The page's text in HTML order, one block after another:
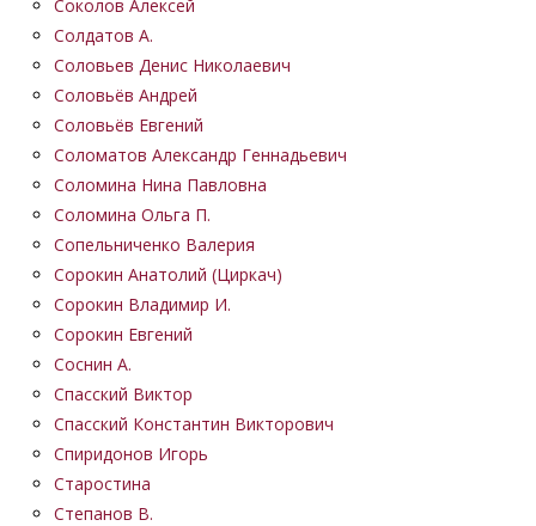
Соколов Алексей
Солдатов А.
Соловьев Денис Николаевич
Соловьёв Андрей
Соловьёв Евгений
Соломатов Александр Геннадьевич
Соломина Нина Павловна
Соломина Ольга П.
Сопельниченко Валерия
Сорокин Анатолий (Циркач)
Сорокин Владимир И.
Сорокин Евгений
Соснин А.
Спасский Виктор
Спасский Константин Викторович
Спиридонов Игорь
Старостина
Степанов В.